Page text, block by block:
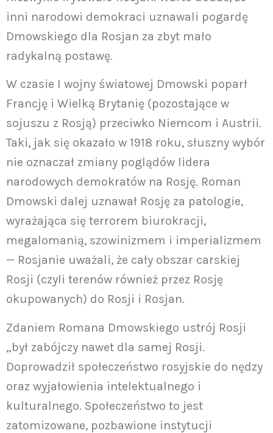
inni narodowi demokraci uznawali pogardę
Dmowskiego dla Rosjan za zbyt mało
radykalną postawę.
W czasie I wojny światowej Dmowski poparł
Francję i Wielką Brytanię (pozostające w
sojuszu z Rosją) przeciwko Niemcom i Austrii.
Taki, jak się okazało w 1918 roku, słuszny wybór
nie oznaczał zmiany poglądów lidera
narodowych demokratów na Rosję. Roman
Dmowski dalej uznawał Rosję za patologie,
wyrażająca się terrorem biurokracji,
megalomanią, szowinizmem i imperializmem
— Rosjanie uważali, że cały obszar carskiej
Rosji (czyli terenów również przez Rosję
okupowanych) do Rosji i Rosjan.
Zdaniem Romana Dmowskiego ustrój Rosji
„był zabójczy nawet dla samej Rosji.
Doprowadził społeczeństwo rosyjskie do nędzy
oraz wyjałowienia intelektualnego i
kulturalnego. Społeczeństwo to jest
zatomizowane, pozbawione instytucji